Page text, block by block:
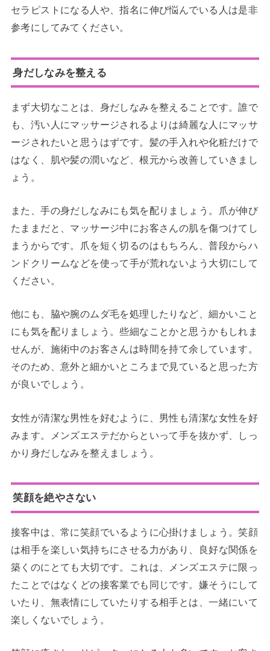
セラピストになる人や、指名に伸び悩んでいる人は是非
参考にしてみてください。
身だしなみを整える
まず大切なことは、身だしなみを整えることです。誰で
も、汚い人にマッサージされるよりは綺麗な人にマッサ
ージされたいと思うはずです。髪の手入れや化粧だけで
はなく、肌や髪の潤いなど、根元から改善していきまし
ょう。
また、手の身だしなみにも気を配りましょう。爪が伸び
たままだと、マッサージ中にお客さんの肌を傷つけてし
まうからです。爪を短く切るのはもちろん、普段からハ
ンドクリームなどを使って手が荒れないよう大切にして
ください。
他にも、脇や腕のムダ毛を処理したりなど、細かいこと
にも気を配りましょう。些細なことかと思うかもしれま
せんが、施術中のお客さんは時間を持て余しています。
そのため、意外と細かいところまで見ていると思った方
が良いでしょう。
女性が清潔な男性を好むように、男性も清潔な女性を好
みます。メンズエステだからといって手を抜かず、しっ
かり身だしなみを整えましょう。
笑顔を絶やさない
接客中は、常に笑顔でいるように心掛けましょう。笑顔
は相手を楽しい気持ちにさせる力があり、良好な関係を
築くのにとても大切です。これは、メンズエステに限っ
たことではなくどの接客業でも同じです。嫌そうにして
いたり、無表情にしていたりする相手とは、一緒にいて
楽しくないでしょう。